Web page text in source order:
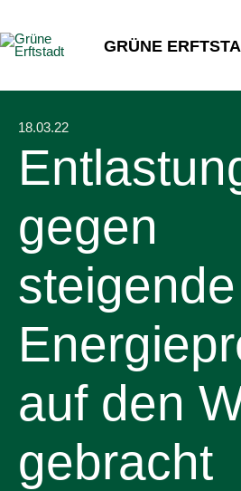
springen
GRÜNE
18.03.22
gegen
steigende
auf den
gebracht